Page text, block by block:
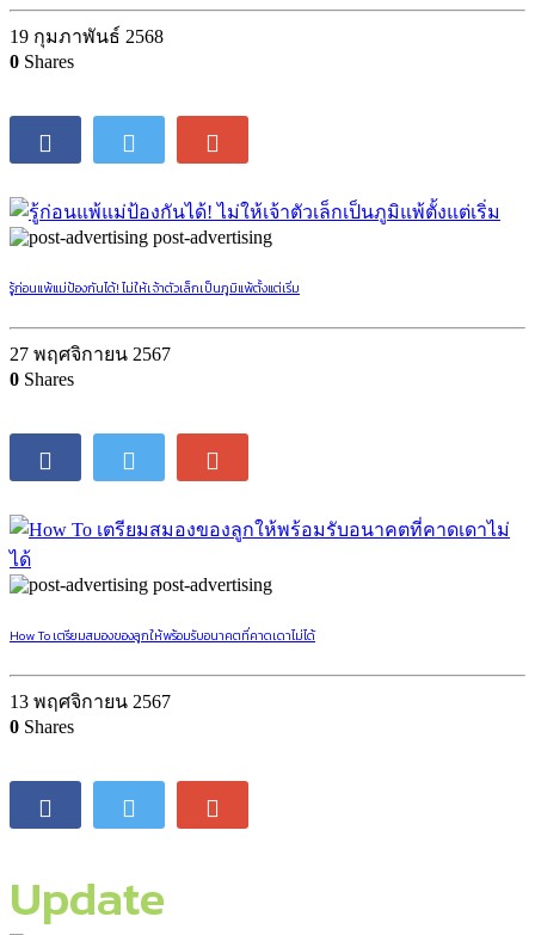
19 กุมภาพันธ์ 2568
0 Shares
post-advertising
รู้ก่อนแพ้แม่ป้องกันได้! ไม่ให้เจ้าตัวเล็กเป็นภูมิแพ้ตั้งแต่เริ่ม
27 พฤศจิกายน 2567
0 Shares
post-advertising
How To เตรียมสมองของลูกให้พร้อมรับอนาคตที่คาดเดาไม่ได้
13 พฤศจิกายน 2567
0 Shares
Update